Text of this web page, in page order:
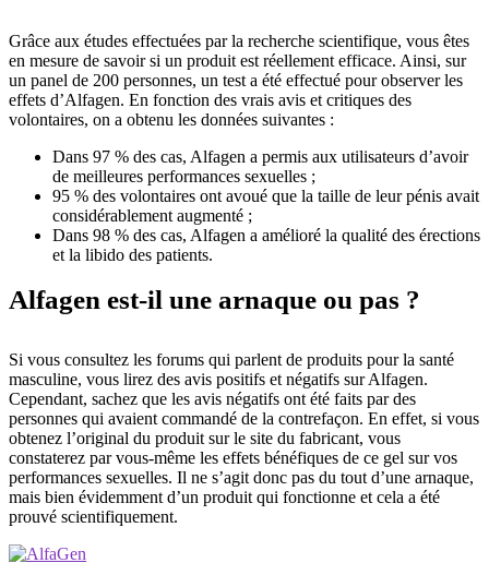
Grâce aux études effectuées par la recherche scientifique, vous êtes
en mesure de savoir si un produit est réellement efficace. Ainsi, sur
un panel de 200 personnes, un test a été effectué pour observer les
effets d’Alfagen. En fonction des vrais avis et critiques des
volontaires, on a obtenu les données suivantes :
Dans 97 % des cas, Alfagen a permis aux utilisateurs d’avoir
de meilleures performances sexuelles ;
95 % des volontaires ont avoué que la taille de leur pénis avait
considérablement augmenté ;
Dans 98 % des cas, Alfagen a amélioré la qualité des érections
et la libido des patients.
Alfagen est-il une arnaque ou pas ?
Si vous consultez les forums qui parlent de produits pour la santé
masculine, vous lirez des avis positifs et négatifs sur Alfagen.
Cependant, sachez que les avis négatifs ont été faits par des
personnes qui avaient commandé de la contrefaçon. En effet, si vous
obtenez l’original du produit sur le site du fabricant, vous
constaterez par vous-même les effets bénéfiques de ce gel sur vos
performances sexuelles. Il ne s’agit donc pas du tout d’une arnaque,
mais bien évidemment d’un produit qui fonctionne et cela a été
prouvé scientifiquement.